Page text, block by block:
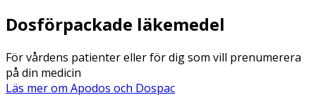
Dosförpackade läkemedel
För vårdens patienter eller för dig som vill prenumerera
på din medicin
Läs mer om Apodos och Dospac